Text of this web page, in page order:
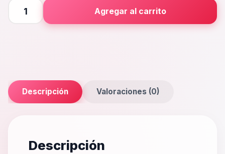
Placa Principal
Agregar al carrito
Descripción Valoraciones (0)
Descripción